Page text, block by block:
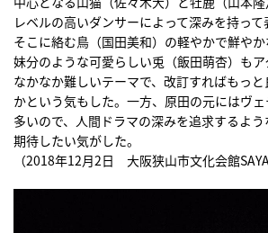
レベルの高いダンサーによって深みを持って
そこに絡む鳥（国田美和）の軽やかで鮮や
妹分のような可愛らしい兎（飯田萌杏）も
なかなか難しいテーマで、改訂すればもっ
かという気もした。一方、原田の元にはヴ
多いので、人間ドラマの深みを追求するよう
期待したい気がした。
（2018年12月2日 大阪狭山市文化会館